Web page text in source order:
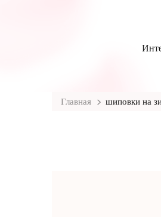
Главная шиповки на